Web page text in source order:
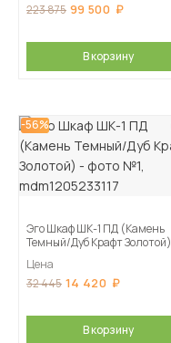
223 875 99 500
В корзину
-56%
Эго Шкаф ШК-1 ПД (Камень
Темный/Дуб Крафт Золотой)
Цена
32 445 14 420
В корзину